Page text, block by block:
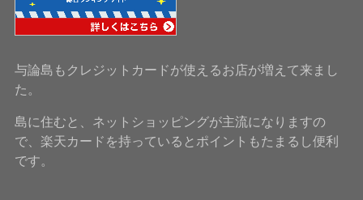
与論島もクレジットカードが使えるお店が増えて来まし
た。
島に住むと、ネットショッピングが主流になりますの
で、楽天カードを持っているとポイントもたまるし便利
です。